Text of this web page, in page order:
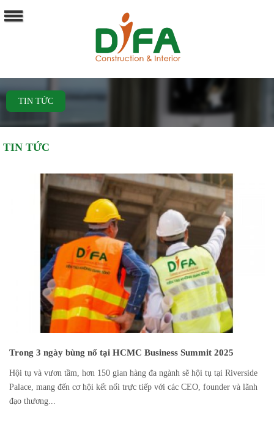
TIN TỨC
TIN TỨC
Trong 3 ngày bùng nổ tại HCMC Business Summit 2025
Hội tụ và vươn tầm, hơn 150 gian hàng đa ngành sẽ hội tụ tại Riverside
Palace, mang đến cơ hội kết nối trực tiếp với các CEO, founder và lãnh
đạo thương...